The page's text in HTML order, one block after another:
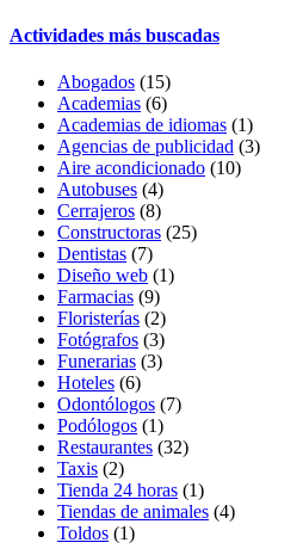
Actividades más buscadas
Abogados (15)
Academias (6)
Academias de idiomas (1)
Agencias de publicidad (3)
Aire acondicionado (10)
Autobuses (4)
Cerrajeros (8)
Constructoras (25)
Dentistas (7)
Diseño web (1)
Farmacias (9)
Floristerías (2)
Fotógrafos (3)
Funerarias (3)
Hoteles (6)
Odontólogos (7)
Podólogos (1)
Restaurantes (32)
Taxis (2)
Tienda 24 horas (1)
Tiendas de animales (4)
Toldos (1)